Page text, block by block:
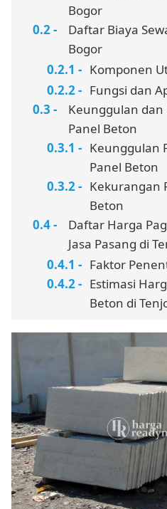
Bogor
Daftar Biaya
Bogor
Komponen
Fungsi dan
Keunggulan
Panel Beton
Keunggulan
Panel Beton
Kekurangan
Beton
Daftar Harga
Jasa Pasang di
Faktor
Estimasi
Beton di